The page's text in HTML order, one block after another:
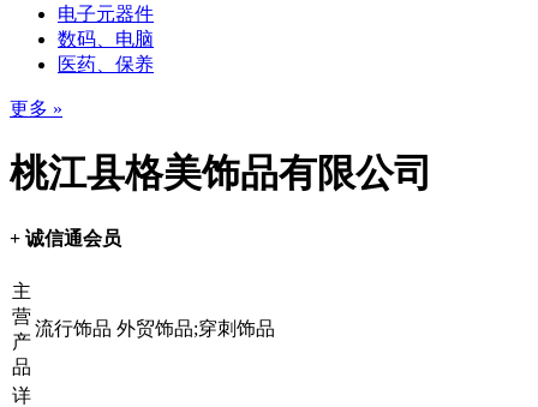
电子元器件
数码、电脑
医药、保养
更多 »
桃江县格美饰品有限公司
+ 诚信通会员
主
营
产
品
流行饰品 外贸饰品;穿刺饰品
详